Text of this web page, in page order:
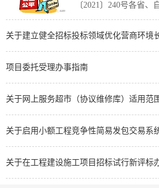
〔2021〕240号各省
关于建立健全招标投标领域优化营商环境
项目委托受理办事指南
关于网上服务超市（协议维修库）适用范
关于启用小额工程竞争性简易发包交易系
关于在工程建设施工项目招标试行新评标